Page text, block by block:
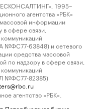
1995–
агентства «РБК»
информации
сфере связи,
№ФС77-63848) и сетевого
средства массовой
по надзору в сфере связи,
№ФС77-82385)
агентство «РБК».